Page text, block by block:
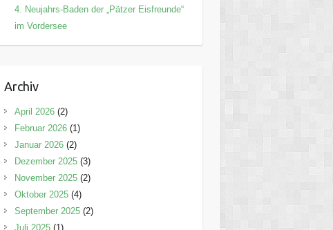
4. Neujahrs-Baden der „Pätzer Eisfreunde“
im Vordersee
Archiv
April 2026(2)
Februar 2026(1)
Januar 2026(2)
Dezember 2025(3)
November 2025(2)
Oktober 2025(4)
September 2025(2)
Juli 2025(1)